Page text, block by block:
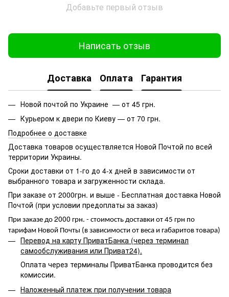
Добавьте первый отзыв
Написать отзыв
Доставка Оплата Гарантия
Новой почтой по Украине — от 45 грн.
Курьером к двери по Киеву — от 70 грн.
Подробнее о доставке
Доставка товаров осуществляется Новой Почтой по всей
территории Украины.
Сроки доставки от 1-го до 4-х дней в зависимости от
выбранного товара и загруженности склада.
При заказе от 2000грн. и выше - Бесплатная доставка Новой
Почтой (при условии предоплаты за заказ)
При заказе до 2000 грн. - стоимость доставки от 45 грн по
тарифам Новой Почты (в зависимости от веса и габаритов товара)
Перевод на карту ПриватБанка (через терминал
самообслуживания или Приват24).
Оплата через терминалы ПриватБанка проводится без
комиссии.
Наложенный платеж при получении товара